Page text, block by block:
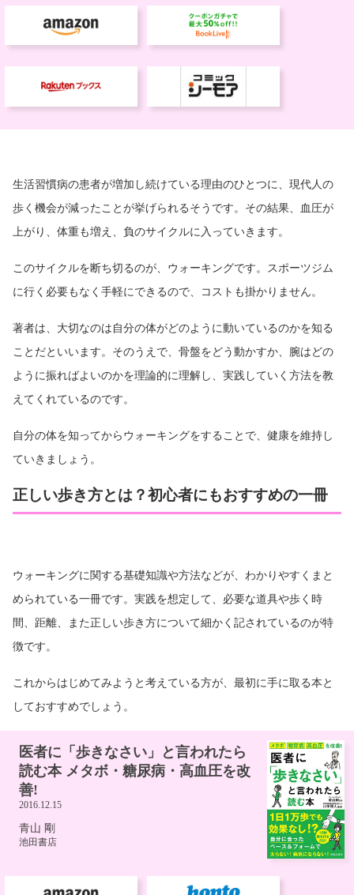
生活習慣病の患者が増加し続けている理由のひとつに、現代人の
歩く機会が減ったことが挙げられるそうです。その結果、血圧が
上がり、体重も増え、負のサイクルに入っていきます。
このサイクルを断ち切るのが、ウォーキングです。スポーツジム
に行く必要もなく手軽にできるので、コストも掛かりません。
著者は、大切なのは自分の体がどのように動いているのかを知る
ことだといいます。そのうえで、骨盤をどう動かすか、腕はどの
ように振ればよいのかを理論的に理解し、実践していく方法を教
えてくれているのです。
自分の体を知ってからウォーキングをすることで、健康を維持し
ていきましょう。
正しい歩き方とは？初心者にもおすすめの一冊
ウォーキングに関する基礎知識や方法などが、わかりやすくまと
められている一冊です。実践を想定して、必要な道具や歩く時
間、距離、また正しい歩き方について細かく記されているのが特
徴です。
これからはじめてみようと考えている方が、最初に手に取る本と
しておすすめでしょう。